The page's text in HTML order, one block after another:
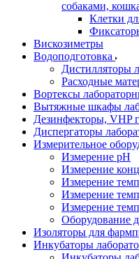
собаками,
Клетки
Вискозиметры
Водоподготовка
Дистилляторы
Расходные
Вортексы
Вытяжные шкафы
Дезинфекторы, VHP
Диспергаторы
Измерительное
Измерение pH
Измерение
Измерение
Измерение
Измерение
Оборудование
Изоляторы для
Инкубаторы